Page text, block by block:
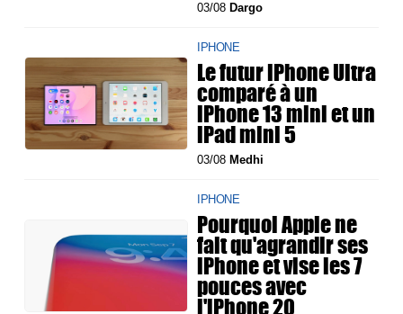
03/08 Dargo
IPHONE
Le futur iPhone Ultra
comparé à un
iPhone 13 mini et un
iPad mini 5
03/08 Medhi
IPHONE
Pourquoi Apple ne
fait qu'agrandir ses
iPhone et vise les 7
pouces avec
l'iPhone 20